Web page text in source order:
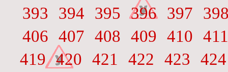
393
394 395 396 397
406 407 408 409 410 411
419 420 421 422 423 424